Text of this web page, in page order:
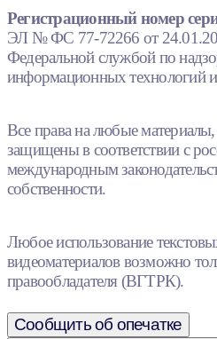
Регистрационный номер
ЭЛ № ФС 77-72266 от
Федеральной службой по
информационных технологий
Все права на любые
защищены в соответствии с
международным
собственности.
Любое использование
видеоматериалов возможно
правообладателя (ВГТРК).
Сообщить об опечатке